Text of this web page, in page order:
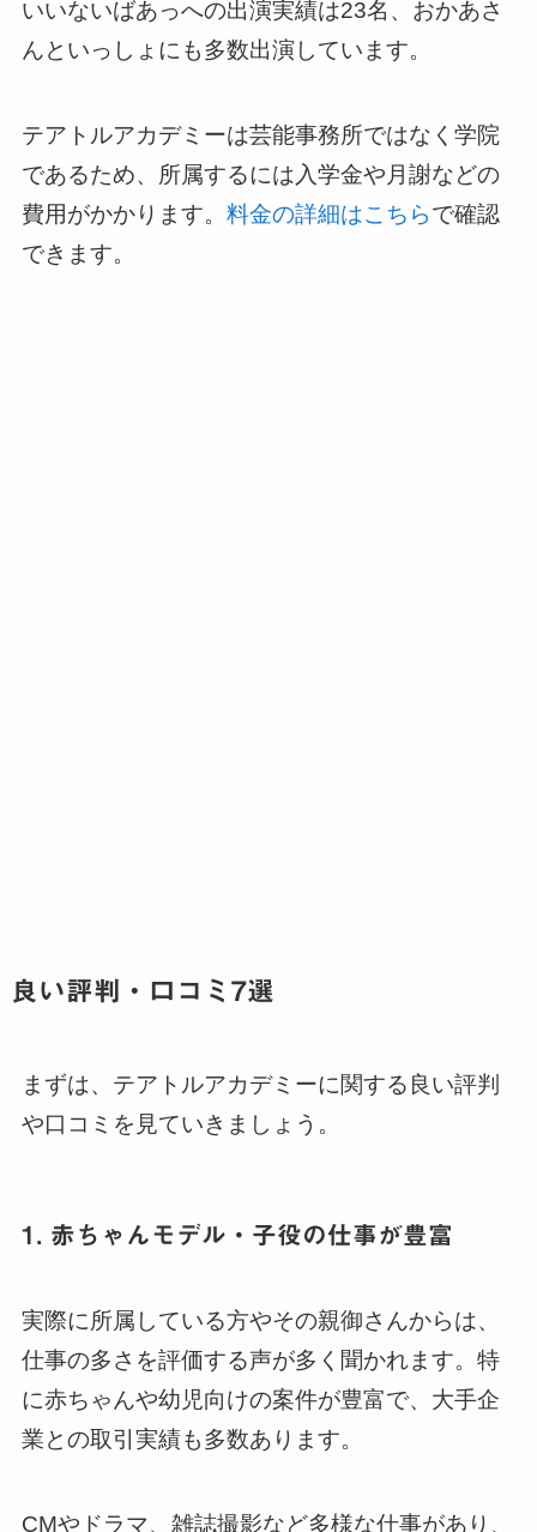
いいないばあっへの出演実績は23名、おかあさ
んといっしょにも多数出演しています。
テアトルアカデミーは芸能事務所ではなく学院
であるため、所属するには入学金や月謝などの
費用がかかります。 料金の詳細はこちらで確認
できます。
良い評判・口コミ7選
まずは、テアトルアカデミーに関する良い評判
や口コミを見ていきましょう。
1. 赤ちゃんモデル・子役の仕事が豊富
実際に所属している方やその親御さんからは、
仕事の多さを評価する声が多く聞かれます。特
に赤ちゃんや幼児向けの案件が豊富で、大手企
業との取引実績も多数あります。
CMやドラマ、雑誌撮影など多様な仕事があり、